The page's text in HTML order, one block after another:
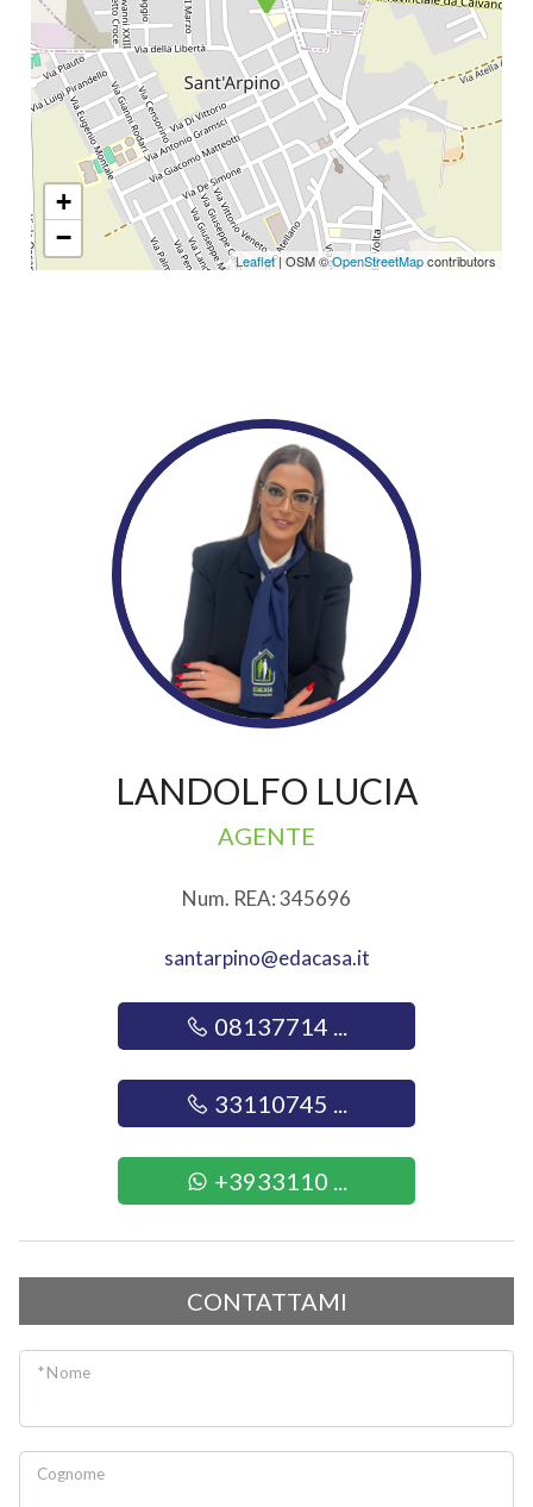
+
−
Leaflet| OSM ©OpenStreetMapcontributors
LANDOLFO LUCIA
AGENTE
Num. REA: 345696
santarpino@edacasa.it
08137714 ...
33110745 ...
+3933110 ...
CONTATTAMI
* Nome
Cognome